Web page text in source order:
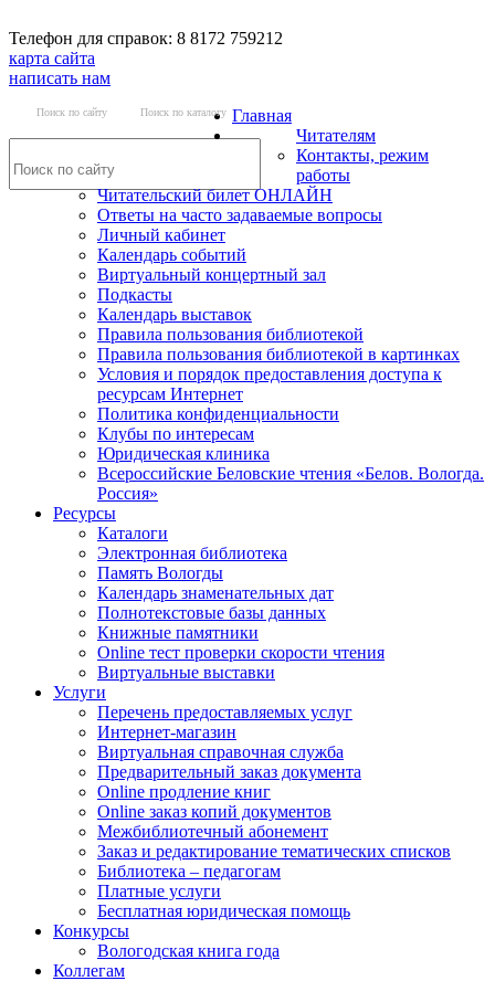
Телефон для справок: 8 8172 759212
карта сайта
написать нам
Поиск по сайту Поиск по каталогу Главная
Читателям
Контакты, режим
работы
Читательский билет ОНЛАЙН
Ответы на часто задаваемые вопросы
Личный кабинет
Календарь событий
Виртуальный концертный зал
Подкасты
Календарь выставок
Правила пользования библиотекой
Правила пользования библиотекой в картинках
Условия и порядок предоставления доступа к
ресурсам Интернет
Политика конфиденциальности
Клубы по интересам
Юридическая клиника
Всероссийские Беловские чтения «Белов. Вологда.
Россия»
Ресурсы
Каталоги
Электронная библиотека
Память Вологды
Календарь знаменательных дат
Полнотекстовые базы данных
Книжные памятники
Online тест проверки скорости чтения
Виртуальные выставки
Услуги
Перечень предоставляемых услуг
Интернет-магазин
Виртуальная справочная служба
Предварительный заказ документа
Online продление книг
Online заказ копий документов
Межбиблиотечный абонемент
Заказ и редактирование тематических списков
Библиотека – педагогам
Платные услуги
Бесплатная юридическая помощь
Конкурсы
Вологодская книга года
Коллегам